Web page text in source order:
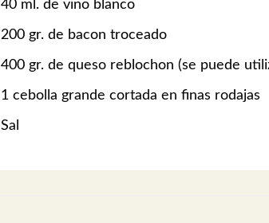
40 ml. de vino blanco
200 gr. de bacon troceado
400 gr. de queso reblochon (se puede
1 cebolla grande cortada en finas rodajas
Sal